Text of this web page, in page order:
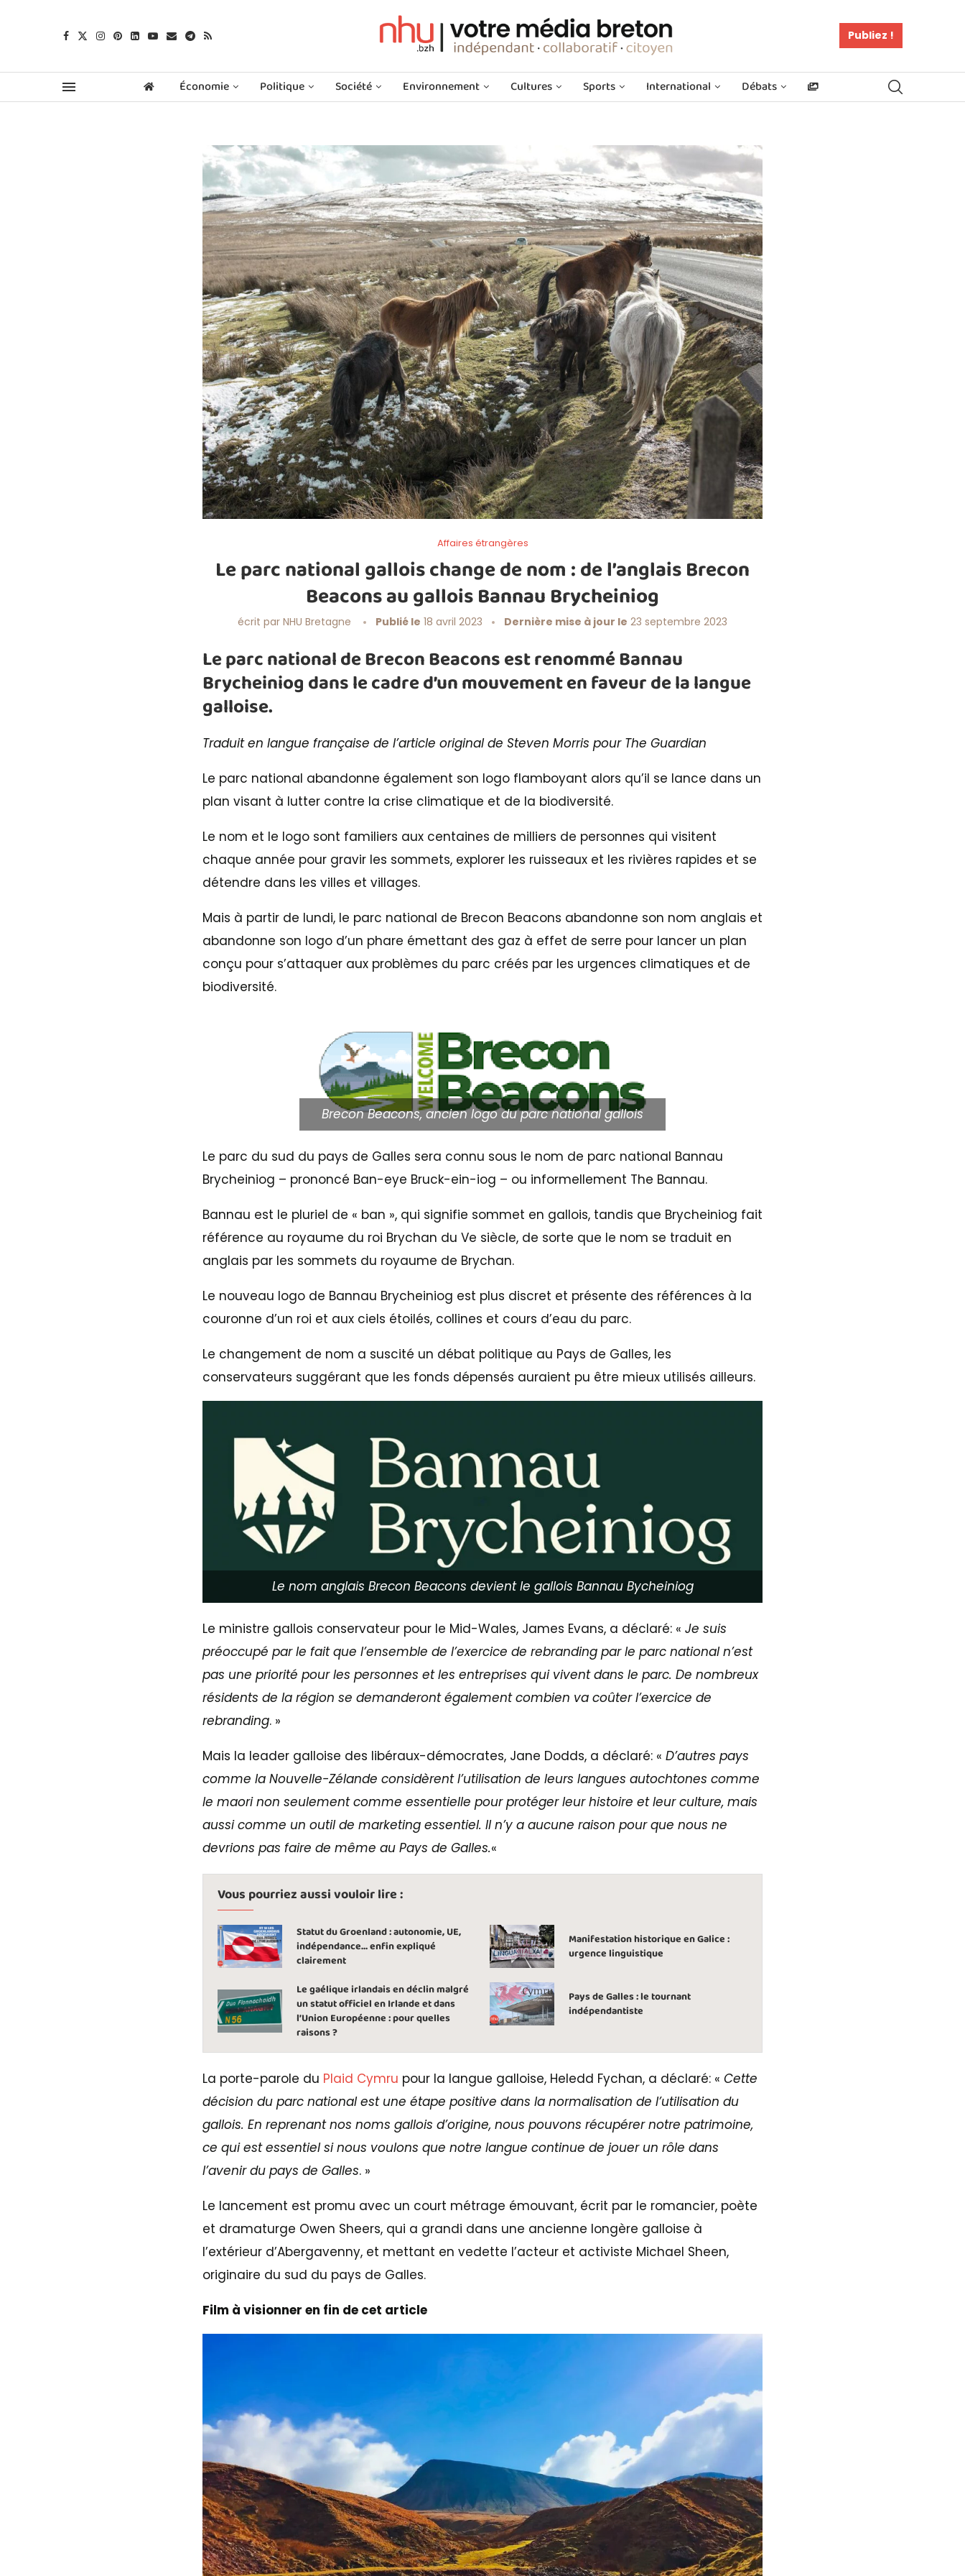
Publiez !
Économie Politique Société Environnement Cultures Sports International Débats
Affaires étrangères
Le parc national gallois change de nom : de l’anglais Brecon
Beacons au gallois Bannau Brycheiniog
écrit par NHU Bretagne Publié le 18 avril 2023 Dernière mise à jour le 23 septembre 2023
Le parc national de Brecon Beacons est renommé Bannau
Brycheiniog dans le cadre d’un mouvement en faveur de la langue
galloise.
Traduit en langue française de l’article original de Steven Morris pour The Guardian
Le parc national abandonne également son logo flamboyant alors qu’il se lance dans un
plan visant à lutter contre la crise climatique et de la biodiversité.
Le nom et le logo sont familiers aux centaines de milliers de personnes qui visitent
chaque année pour gravir les sommets, explorer les ruisseaux et les rivières rapides et se
détendre dans les villes et villages.
Mais à partir de lundi, le parc national de Brecon Beacons abandonne son nom anglais et
abandonne son logo d’un phare émettant des gaz à effet de serre pour lancer un plan
conçu pour s’attaquer aux problèmes du parc créés par les urgences climatiques et de
biodiversité.
Brecon Beacons, ancien logo du parc national gallois
Le parc du sud du pays de Galles sera connu sous le nom de parc national Bannau
Brycheiniog – prononcé Ban-eye Bruck-ein-iog – ou informellement The Bannau.
Bannau est le pluriel de « ban », qui signifie sommet en gallois, tandis que Brycheiniog fait
référence au royaume du roi Brychan du Ve siècle, de sorte que le nom se traduit en
anglais par les sommets du royaume de Brychan.
Le nouveau logo de Bannau Brycheiniog est plus discret et présente des références à la
couronne d’un roi et aux ciels étoilés, collines et cours d’eau du parc.
Le changement de nom a suscité un débat politique au Pays de Galles, les
conservateurs suggérant que les fonds dépensés auraient pu être mieux utilisés ailleurs.
Le nom anglais Brecon Beacons devient le gallois Bannau Bycheiniog
Le ministre gallois conservateur pour le Mid-Wales, James Evans, a déclaré: « Je suis
préoccupé par le fait que l’ensemble de l’exercice de rebranding par le parc national n’est
pas une priorité pour les personnes et les entreprises qui vivent dans le parc. De nombreux
résidents de la région se demanderont également combien va coûter l’exercice de
rebranding. »
Mais la leader galloise des libéraux-démocrates, Jane Dodds, a déclaré: « D’autres pays
comme la Nouvelle-Zélande considèrent l’utilisation de leurs langues autochtones comme
le maori non seulement comme essentielle pour protéger leur histoire et leur culture, mais
aussi comme un outil de marketing essentiel. Il n’y a aucune raison pour que nous ne
devrions pas faire de même au Pays de Galles.«
Vous pourriez aussi vouloir lire :
Statut du Groenland : autonomie, UE,
indépendance… enfin expliqué
clairement
Manifestation historique en Galice :
urgence linguistique
Le gaélique irlandais en déclin malgré
un statut officiel en Irlande et dans
l’Union Européenne : pour quelles
raisons ?
Pays de Galles : le tournant
indépendantiste
La porte-parole du Plaid Cymru pour la langue galloise, Heledd Fychan, a déclaré: « Cette
décision du parc national est une étape positive dans la normalisation de l’utilisation du
gallois. En reprenant nos noms gallois d’origine, nous pouvons récupérer notre patrimoine,
ce qui est essentiel si nous voulons que notre langue continue de jouer un rôle dans
l’avenir du pays de Galles. »
Le lancement est promu avec un court métrage émouvant, écrit par le romancier, poète
et dramaturge Owen Sheers, qui a grandi dans une ancienne longère galloise à
l’extérieur d’Abergavenny, et mettant en vedette l’acteur et activiste Michael Sheen,
originaire du sud du pays de Galles.
Film à visionner en fin de cet article